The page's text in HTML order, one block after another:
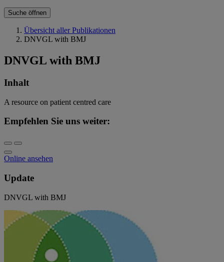
Suche öffnen
Übersicht aller Publikationen
DNVGL with BMJ
DNVGL with BMJ
Inhalt
A resource on patient centred care
Empfehlen Sie uns weiter:
Online ansehen
Update
DNVGL with BMJ